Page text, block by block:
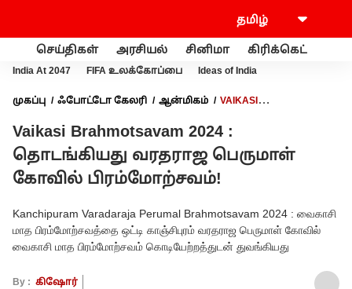
செய்திகள் அரசியல் சினிமா கிரிக்கெட்
India At 2047 FIFA உலக்கோப்பை Ideas of India
முகப்பு ஃபோட்டோ கேலரி ஆன்மிகம்
VAIKASI
கோவில் பிரம்மோற்சவம்!
Vaikasi Brahmotsavam 2024 :
தொடங்கியது வரதராஜ பெருமாள்
கோவில் பிரம்மோற்சவம்!
Kanchipuram Varadaraja Perumal Brahmotsavam 2024 : வைகாசி
மாத பிரம்மோற்சவத்தை ஒட்டி காஞ்சிபுரம் வரதராஜ பெருமாள் கோவில்
வைகாசி மாத பிரம்மோற்சவம் கொடியேற்றத்துடன் துவங்கியது
By : கிஷோர்